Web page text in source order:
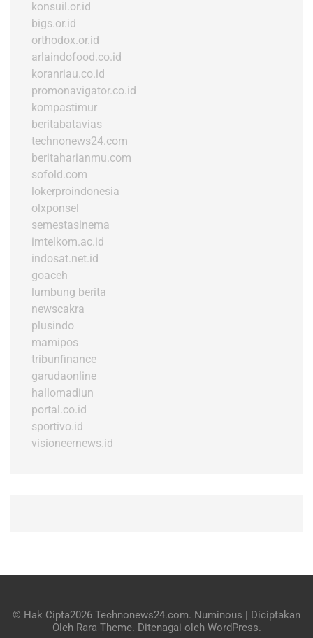
konsuil.or.id
bigs.or.id
orthodox.or.id
arlaindofood.co.id
koranriau.co.id
promonavigator.co.id
kompastimur
beritabatavias
technonews24.com
beritaharianmu.com
sofold.com
lokerproindonesia
olxponsel
semestasinema
imtelkom.ac.id
indosat.net.id
goaceh
lumbung berita
newscakra
plusindo
mamipos
tribunfinance
garudaonline
hallomadiun
portal.co.id
sportivo.id
visioneernews.id
© Hak Cipta2026 Technonews24.com. Numinous | Diciptakan
Oleh Rara Theme. Ditenagai oleh WordPress.